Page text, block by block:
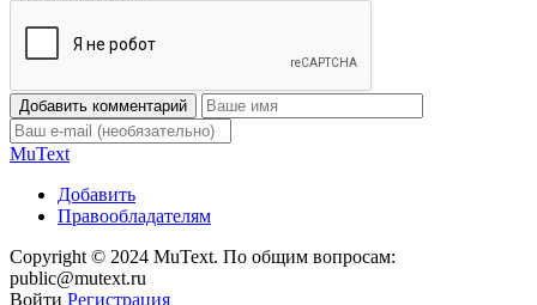
Добавить комментарий
MuText
Добавить
Правообладателям
Copyright © 2024 MuText. По общим вопросам:
public@mutext.ru
Войти Регистрация